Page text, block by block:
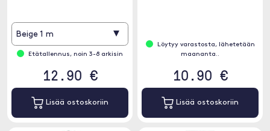
Beige 1 m ▾
Etätallennus, noin 3-8 arkisin
12.90 €
Lisää ostoskoriin
Löytyy varastosta, lähetetään
maananta..
10.90 €
Lisää ostoskoriin